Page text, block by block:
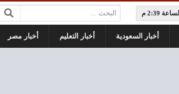
البحث:
أخبار السعودية أخبار التعليم أخبار مصر